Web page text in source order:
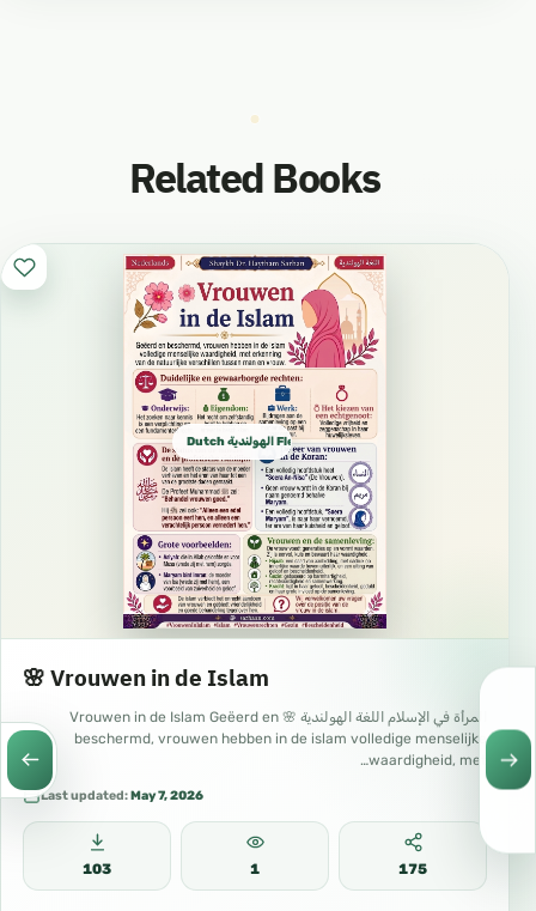
Related Books
Dutch الهولندية Flemish
🌸 Vrouwen in de Islam
المرأة في الإسلام اللغة الهولندية 🌸 Vrouwen in de Islam Geëerd en
beschermd, vrouwen hebben in de islam volledige menselijke
waardigheid, met…
Last updated:May 7, 2026
103 1 175